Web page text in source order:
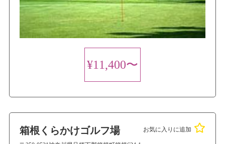
¥11,400〜
箱根くらかけゴルフ場 お気に入りに追加